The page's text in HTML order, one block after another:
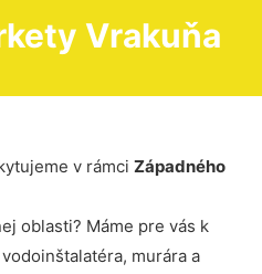
Vrakuňa
v rámci Západného
oblasti? Máme pre vás k
murára a